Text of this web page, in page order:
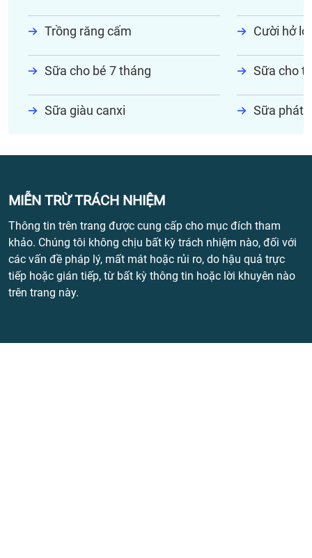
Trồng răng cấm Cười hở lợi
Sữa cho bé 7 tháng Sữa cho
Sữa giàu canxi Sữa phát
MIỄN TRỪ TRÁCH NHIỆM
Thông tin trên trang được cung cấp cho mục đích tham
khảo. Chúng tôi không chịu bất kỳ trách nhiệm nào, đối với
các vấn đề pháp lý, mất mát hoặc rủi ro, do hậu quả trực
tiếp hoặc gián tiếp, từ bất kỳ thông tin hoặc lời khuyên nào
trên trang này.